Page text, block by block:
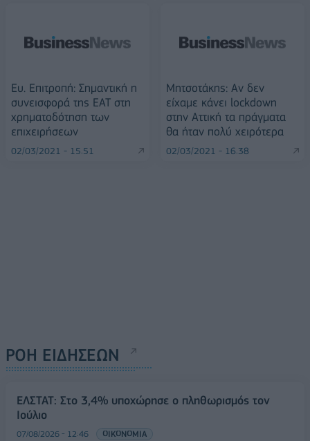
Ευ. Επιτροπή: Σημαντική η
συνεισφορά της ΕΑΤ στη
χρηματοδότηση των
επιχειρήσεων
02/03/2021 - 15:51
Μητσοτάκης: Αν δεν
είχαμε κάνει lockdown
στην Αττική τα πράγματα
θα ήταν πολύ χειρότερα
02/03/2021 - 16:38
ΡΟΗ ΕΙΔΗΣΕΩΝ
ΕΛΣΤΑΤ: Στο 3,4% υποχώρησε ο πληθωρισμός τον
Ιούλιο
07/08/2026 - 12:46 ΟΙΚΟΝΟΜΙΑ